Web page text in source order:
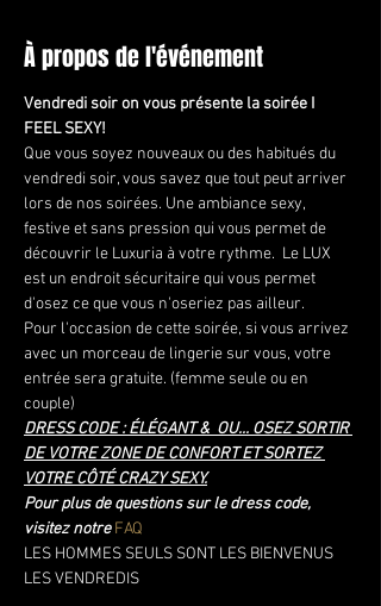
À propos de l'événement
Vendredi soir on vous présente la soirée I
FEEL SEXY!
Que vous soyez nouveaux ou des habitués du
vendredi soir, vous savez que tout peut arriver
lors de nos soirées. Une ambiance sexy,
festive et sans pression qui vous permet de
découvrir le Luxuria à votre rythme.  Le LUX
est un endroit sécuritaire qui vous permet
d'osez ce que vous n'oseriez pas ailleur.
Pour l'occasion de cette soirée, si vous arrivez
avec un morceau de lingerie sur vous, votre
entrée sera gratuite. (femme seule ou en
couple)
DRESS CODE : ÉLÉGANT &  OU... OSEZ SORTIR
DE VOTRE ZONE DE CONFORT ET SORTEZ
VOTRE CÔTÉ CRAZY SEXY.
Pour plus de questions sur le dress code,
visitez notre FAQ
LES HOMMES SEULS SONT LES BIENVENUS
LES VENDREDIS